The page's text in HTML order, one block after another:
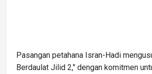
Pasangan petahana Isran-Hadi
Berdaulat Jilid 2," dengan komitmen